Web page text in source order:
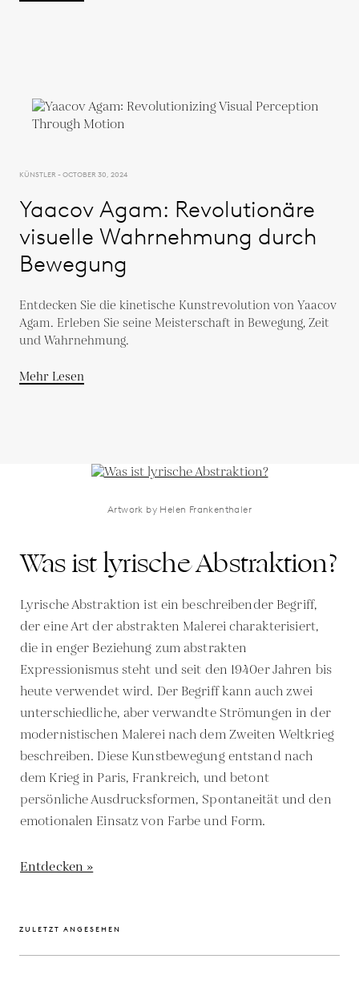
KÜNSTLER - OCTOBER 30, 2024
Yaacov Agam: Revolutionäre
visuelle Wahrnehmung durch
Bewegung
Entdecken Sie die kinetische Kunstrevolution von Yaacov
Agam. Erleben Sie seine Meisterschaft in Bewegung, Zeit
und Wahrnehmung.
Mehr Lesen
Artwork by Helen Frankenthaler
Was ist lyrische Abstraktion?
Lyrische Abstraktion ist ein beschreibender Begriff,
der eine Art der abstrakten Malerei charakterisiert,
die in enger Beziehung zum abstrakten
Expressionismus steht und seit den 1940er Jahren bis
heute verwendet wird. Der Begriff kann auch zwei
unterschiedliche, aber verwandte Strömungen in der
modernistischen Malerei nach dem Zweiten Weltkrieg
beschreiben. Diese Kunstbewegung entstand nach
dem Krieg in Paris, Frankreich, und betont
persönliche Ausdrucksformen, Spontaneität und den
emotionalen Einsatz von Farbe und Form.
Entdecken »
ZULETZT ANGESEHEN